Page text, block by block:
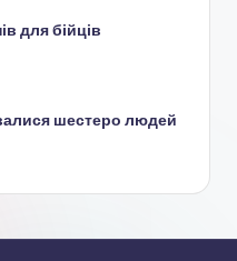
для бійців
шестеро людей